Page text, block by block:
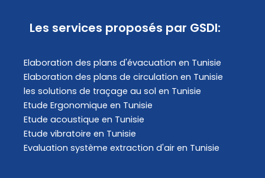
Les services proposés par GSDI:
Elaboration des plans d'évacuation​ en Tunisie
Elaboration des plans de circulation en Tunisie
les solutions de traçage au sol en Tunisie
Etude Ergonomique en Tunisie
Etude acoustique en Tunisie
Etude vibratoire en Tunisie
Evaluation système extraction d'air en Tunisie